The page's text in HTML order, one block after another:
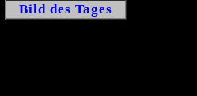
Bild des Tages